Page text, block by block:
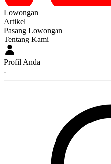
Lowongan
Artikel
Pasang Lowongan
Tentang Kami
Profil Anda
-